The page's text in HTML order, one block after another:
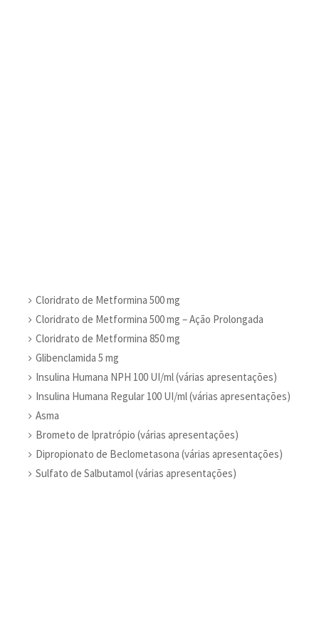
Cloridrato de Metformina 500 mg
Cloridrato de Metformina 500 mg – Ação Prolongada
Cloridrato de Metformina 850 mg
Glibenclamida 5 mg
Insulina Humana NPH 100 UI/ml (várias apresentações)
Insulina Humana Regular 100 UI/ml (várias apresentações)
Asma
Brometo de Ipratrópio (várias apresentações)
Dipropionato de Beclometasona (várias apresentações)
Sulfato de Salbutamol (várias apresentações)